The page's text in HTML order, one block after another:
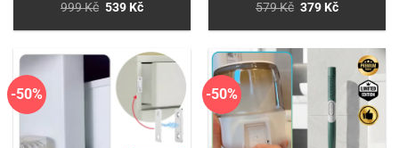
999Kč Původní
byla:
539 KčAktuální
je:
579Kč Původní
byla:
379 KčAktuální
je:
-50% -50%